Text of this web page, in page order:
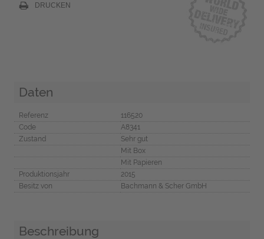
DRUCKEN
Daten
Referenz
116520
Code
A8341
Zustand
Sehr gut
Mit Box
Mit Papieren
Produktionsjahr
2015
Besitz von
Bachmann & Scher GmbH
Beschreibung